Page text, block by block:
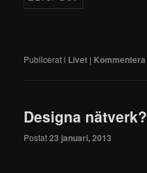
Publicerat i Livet | Kommentera
Designa nätverk?
Postat23 januari, 2013